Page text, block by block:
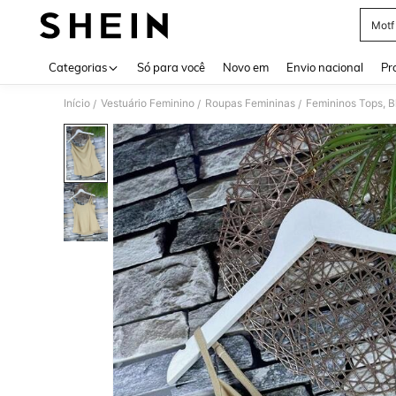
Motf
Categorias Só para você Novo em Envio nacional
Início / Vestuário Feminino / Roupas Femininas / Femininos Tops,